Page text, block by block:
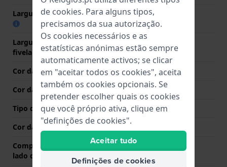
Largura das extremidades 20 mm
Largura da bracelete na
fivela
20 mm
Cor da bracelete
Castanho
Cor das costuras
Castanho
Tipo de Fecho
Fecho
Cor da fivela
Prata
Comprimento de banda no
lado das 12 horas
80 mm
de cookies. Para alguns tipos,
precisamos da sua autorização.
Os cookies necessários e as
estatísticas anónimas estão sempre
automaticamente activos; se clicar
em "aceitar todos os cookies", aceita
também os cookies opcionais. Se
pretender escolher quais os cookies
que você próprio ativa, clique em
"definições de cookies".
Aceitar tudo
Definições de cookies